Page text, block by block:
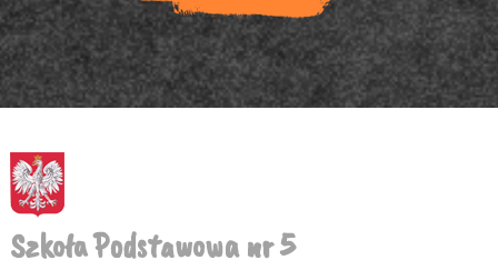
Szkoła Podstawowa nr 5